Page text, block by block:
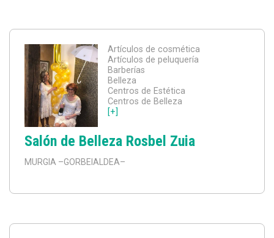
Artículos de cosmética
Artículos de peluquería
Barberías
Belleza
Centros de Estética
Centros de Belleza
[+]
Salón de Belleza Rosbel Zuia
MURGIA –GORBEIALDEA–